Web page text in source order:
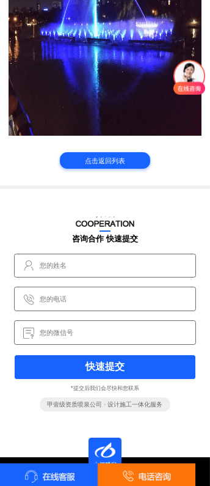
点击返回列表
咨询合作 快速提交
快速提交
*提交后我们会尽快和您联系
甲壹级资质喷泉公司 · 设计施工一体化服务